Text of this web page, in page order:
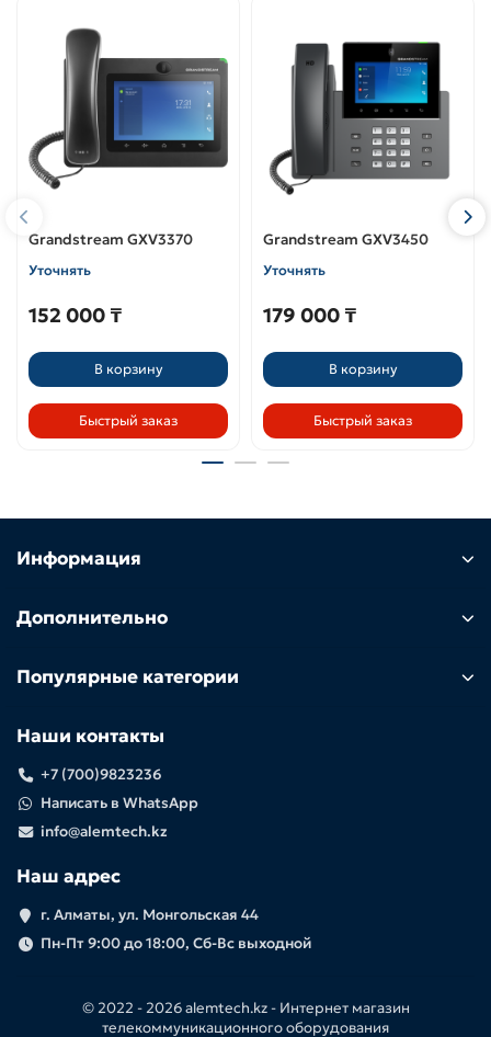
Grandstream GXV3370
Уточнять
152 000 ₸
В корзину
Быстрый заказ
Grandstream GXV3450
Уточнять
179 000 ₸
В корзину
Быстрый заказ
Информация
Дополнительно
Популярные категории
Наши контакты
+7 (700)9823236
Написать в WhatsApp
info@alemtech.kz
Наш адрес
г. Алматы, ул. Монгольская 44
Пн-Пт 9:00 до 18:00, Сб-Вс выходной
© 2022 -2026 alemtech.kz - Интернет магазин
телекоммуникационного оборудования